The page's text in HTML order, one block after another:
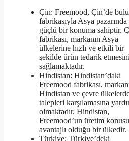
Çin: Freemood, Çin’de
fabrikasıyla Asya pazarında
güçlü bir konuma sahiptir.
fabrikası, markanın Asya
ülkelerine hızlı ve etkili bir
şekilde ürün tedarik etmesini
sağlamaktadır.
Hindistan: Hindistan’daki
Freemood fabrikası,
Hindistan ve çevre
talepleri karşılamasına
olmaktadır. Hindistan,
Freemood’un üretim
avantajlı olduğu bir ülkedir.
Türkiye: Türkiye’deki